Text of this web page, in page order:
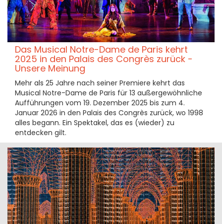
Das Musical Notre-Dame de Paris kehrt
2025 in den Palais des Congrès zurück -
Unsere Meinung
Mehr als 25 Jahre nach seiner Premiere kehrt das
Musical Notre-Dame de Paris für 13 außergewöhnliche
Aufführungen vom 19. Dezember 2025 bis zum 4.
Januar 2026 in den Palais des Congrès zurück, wo 1998
alles begann. Ein Spektakel, das es (wieder) zu
entdecken gilt.